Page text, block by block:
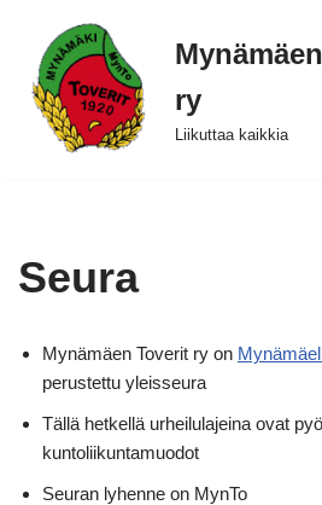
Siirry
suoraan
sisältöön
ry
Liikuttaa kaikkia
Seura
Mynämäen Toverit ry on
perustettu yleisseura
Tällä hetkellä urheilulajeina ovat
kuntoliikuntamuodot
Seuran lyhenne on MynTo